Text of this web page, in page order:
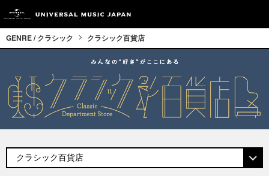
GENRE / クラシック クラシック百貨店